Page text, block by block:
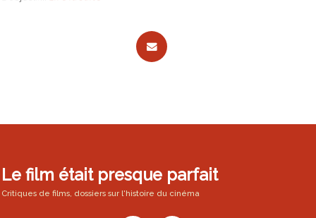
Le film était presque parfait
Critiques de films, dossiers sur l'histoire du cinéma